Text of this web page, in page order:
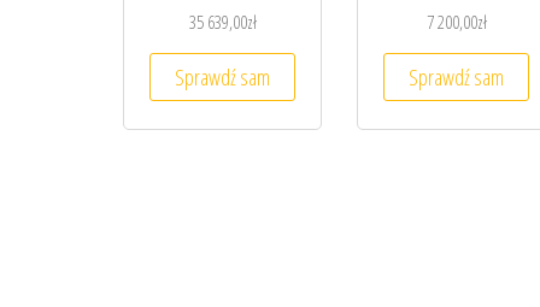
35 639,00zł
Sprawdź sam
7 200,00zł
Sprawdź sam